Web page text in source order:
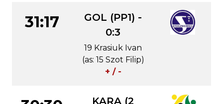
31:17
GOL (PP1) -
0:3
19 Krasiuk Ivan
(as: 15 Szot Filip)
+ / -
KARA (2